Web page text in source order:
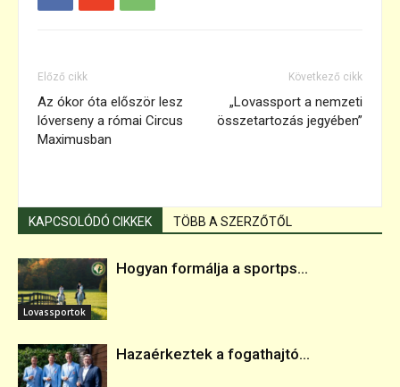
Előző cikk
Az ókor óta először lesz
lóverseny a római Circus
Maximusban
Következő cikk
„Lovassport a nemzeti
összetartozás jegyében”
KAPCSOLÓDÓ CIKKEK TÖBB A SZERZŐTŐL
Lovassportok
Hogyan formálja a sportps...
Hazaérkeztek a fogathajtó...